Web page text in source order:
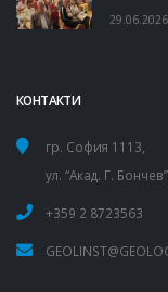
29.06.2026
КОНТАКТИ
гр. София 1113,
ул. “Акад. Г.
+359 2 8723563